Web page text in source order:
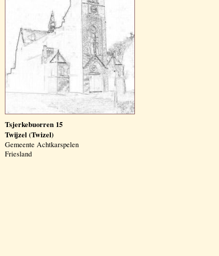
Tsjerkebuorren 15
Twijzel (Twizel)
Gemeente Achtkarspelen
Friesland